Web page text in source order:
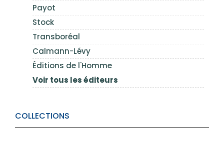
Payot
Stock
Transboréal
Calmann-Lévy
Éditions de l'Homme
Voir tous les éditeurs
COLLECTIONS